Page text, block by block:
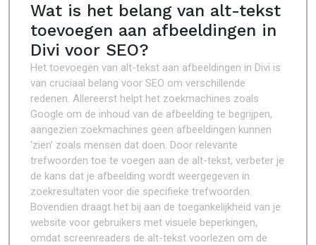
Wat is het belang van alt-tekst
toevoegen aan afbeeldingen in
Divi voor SEO?
Het toevoegen van alt-tekst aan afbeeldingen in Divi is
van cruciaal belang voor SEO om verschillende
redenen. Allereerst helpt het zoekmachines zoals
Google om de inhoud van de afbeelding te begrijpen,
aangezien zoekmachines geen afbeeldingen kunnen
‘zien’ zoals mensen dat doen. Door relevante
trefwoorden toe te voegen aan de alt-tekst, verbeter je
de kans dat je afbeelding wordt weergegeven in
zoekresultaten voor die specifieke trefwoorden.
Bovendien draagt het bij aan de toegankelijkheid van je
website voor gebruikers met visuele beperkingen,
omdat screenreaders de alt-tekst voorlezen om de